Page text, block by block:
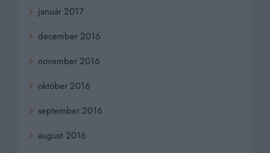
január 2017
december 2016
november 2016
október 2016
september 2016
august 2016